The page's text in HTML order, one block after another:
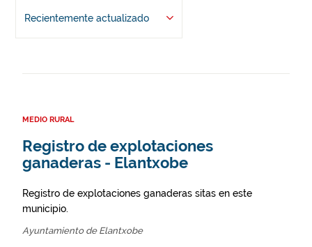
Recientemente actualizado
MEDIO RURAL
Registro de explotaciones
ganaderas - Elantxobe
Registro de explotaciones ganaderas sitas en este
municipio.
Ayuntamiento de Elantxobe